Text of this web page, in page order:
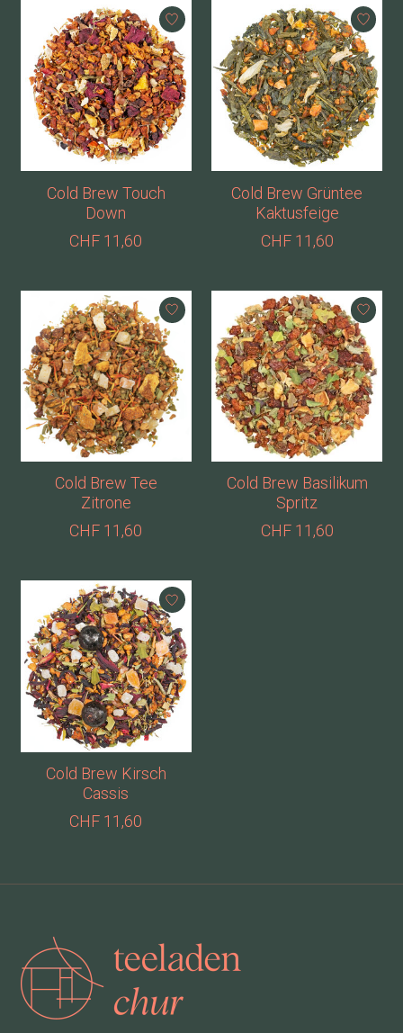
Cold Brew Touch
Down
CHF 11,60
Cold Brew Grüntee
Kaktusfeige
CHF 11,60
Cold Brew Tee
Zitrone
CHF 11,60
Cold Brew Basilikum
Spritz
CHF 11,60
Cold Brew Kirsch
Cassis
CHF 11,60